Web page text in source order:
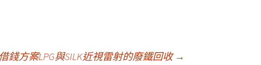
錢方案LPG與SILK近視雷射的廢鐵回收 →